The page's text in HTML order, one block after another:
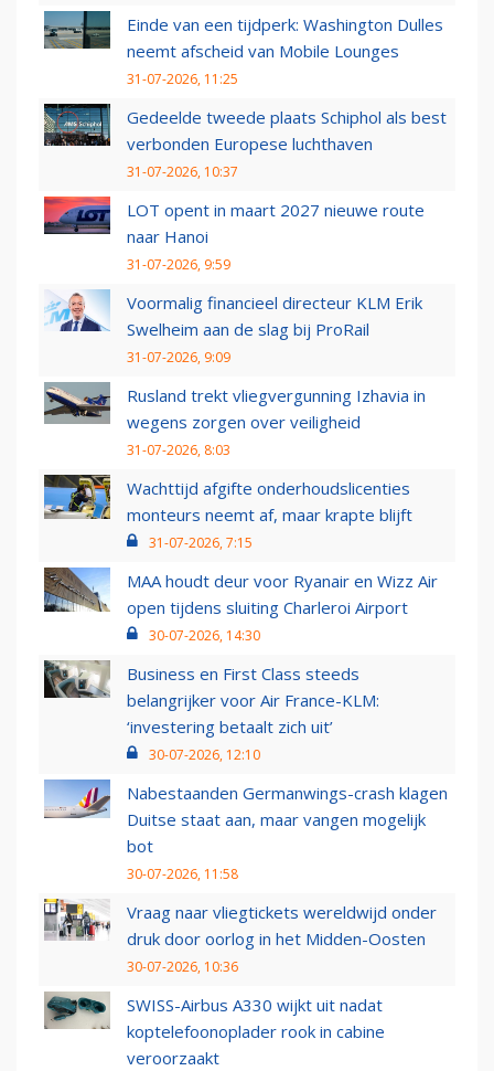
Einde van een tijdperk: Washington Dulles
neemt afscheid van Mobile Lounges
31-07-2026, 11:25
Gedeelde tweede plaats Schiphol als best
verbonden Europese luchthaven
31-07-2026, 10:37
LOT opent in maart 2027 nieuwe route
naar Hanoi
31-07-2026, 9:59
Voormalig financieel directeur KLM Erik
Swelheim aan de slag bij ProRail
31-07-2026, 9:09
Rusland trekt vliegvergunning Izhavia in
wegens zorgen over veiligheid
31-07-2026, 8:03
Wachttijd afgifte onderhoudslicenties
monteurs neemt af, maar krapte blijft
31-07-2026, 7:15
MAA houdt deur voor Ryanair en Wizz Air
open tijdens sluiting Charleroi Airport
30-07-2026, 14:30
Business en First Class steeds
belangrijker voor Air France-KLM:
‘investering betaalt zich uit’
30-07-2026, 12:10
Nabestaanden Germanwings-crash klagen
Duitse staat aan, maar vangen mogelijk
bot
30-07-2026, 11:58
Vraag naar vliegtickets wereldwijd onder
druk door oorlog in het Midden-Oosten
30-07-2026, 10:36
SWISS-Airbus A330 wijkt uit nadat
koptelefoonoplader rook in cabine
veroorzaakt